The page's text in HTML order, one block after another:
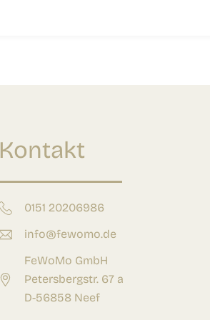
Kontakt
0151 20206986
info@fewomo.de
FeWoMo GmbH
Petersbergstr. 67 a
D-56858 Neef